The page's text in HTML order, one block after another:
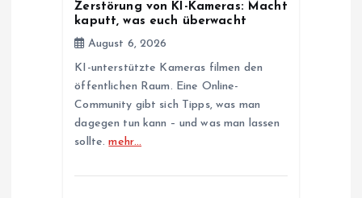
Zerstörung von KI-Kameras: Macht
kaputt, was euch überwacht
August 6, 2026
KI-unterstützte Kameras filmen den
öffentlichen Raum. Eine Online-
Community gibt sich Tipps, was man
dagegen tun kann – und was man lassen
sollte.mehr…